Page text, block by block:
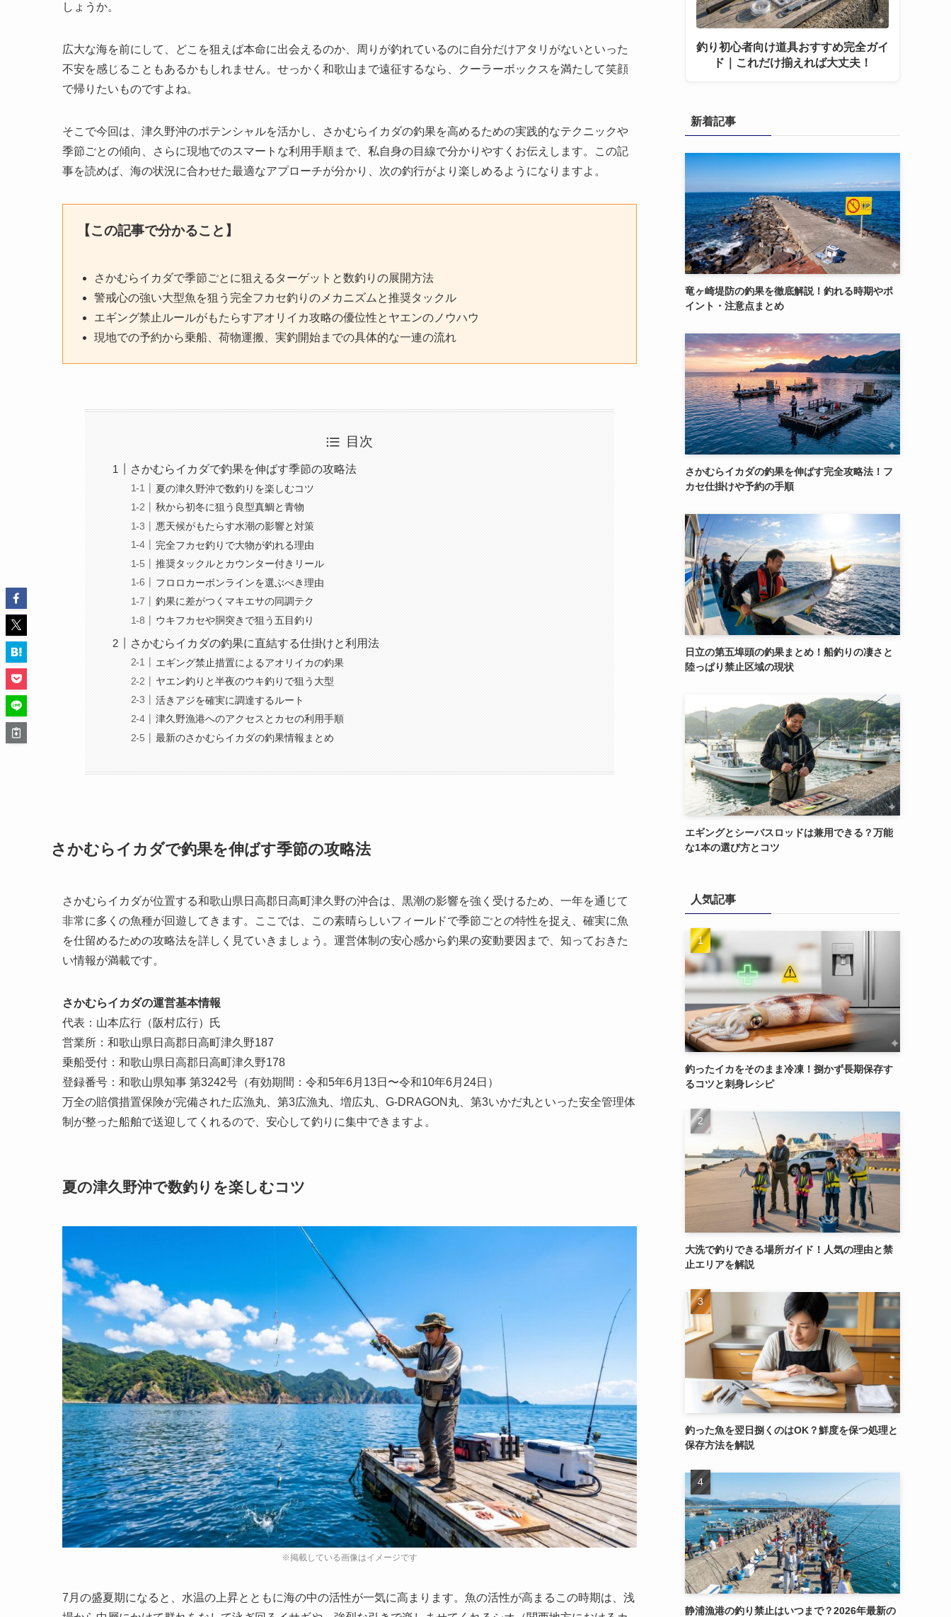
しょうか。
広大な海を前にして、どこを狙えば本命に出会えるのか、周りが釣れているのに自分だけアタリがないといった
不安を感じることもあるかもしれません。せっかく和歌山まで遠征するなら、クーラーボックスを満たして笑顔
で帰りたいものですよね。
そこで今回は、津久野沖のポテンシャルを活かし、さかむらイカダの釣果を高めるための実践的なテクニックや
季節ごとの傾向、さらに現地でのスマートな利用手順まで、私自身の目線で分かりやすくお伝えします。この記
事を読めば、海の状況に合わせた最適なアプローチが分かり、次の釣行がより楽しめるようになりますよ。
【この記事で分かること】
さかむらイカダで季節ごとに狙えるターゲットと数釣りの展開方法
警戒心の強い大型魚を狙う完全フカセ釣りのメカニズムと推奨タックル
エギング禁止ルールがもたらすアオリイカ攻略の優位性とヤエンのノウハウ
現地での予約から乗船、荷物運搬、実釣開始までの具体的な一連の流れ
目次
さかむらイカダで釣果を伸ばす季節の攻略法
夏の津久野沖で数釣りを楽しむコツ
秋から初冬に狙う良型真鯛と青物
悪天候がもたらす水潮の影響と対策
完全フカセ釣りで大物が釣れる理由
推奨タックルとカウンター付きリール
フロロカーボンラインを選ぶべき理由
釣果に差がつくマキエサの同調テク
ウキフカセや胴突きで狙う五目釣り
さかむらイカダの釣果に直結する仕掛けと利用法
エギング禁止措置によるアオリイカの釣果
ヤエン釣りと半夜のウキ釣りで狙う大型
活きアジを確実に調達するルート
津久野漁港へのアクセスとカセの利用手順
最新のさかむらイカダの釣果情報まとめ
さかむらイカダで釣果を伸ばす季節の攻略法
さかむらイカダが位置する和歌山県日高郡日高町津久野の沖合は、黒潮の影響を強く受けるため、一年を通じて
非常に多くの魚種が回遊してきます。ここでは、この素晴らしいフィールドで季節ごとの特性を捉え、確実に魚
を仕留めるための攻略法を詳しく見ていきましょう。運営体制の安心感から釣果の変動要因まで、知っておきた
い情報が満載です。
さかむらイカダの運営基本情報
代表：山本広行（阪村広行）氏
営業所：和歌山県日高郡日高町津久野187
乗船受付：和歌山県日高郡日高町津久野178
登録番号：和歌山県知事 第3242号（有効期間：令和5年6月13日〜令和10年6月24日）
万全の賠償措置保険が完備された広漁丸、第3広漁丸、増広丸、G-DRAGON丸、第3いかだ丸といった安全管理体
制が整った船舶で送迎してくれるので、安心して釣りに集中できますよ。
夏の津久野沖で数釣りを楽しむコツ
7月の盛夏期になると、水温の上昇とともに海の中の活性が一気に高まります。魚の活性が高まるこの時期は、浅
釣り初心者向け道具おすすめ完全ガイ
ド｜これだけ揃えれば大丈夫！
新着記事
竜ヶ崎堤防の釣果を徹底解説！釣れる時期やポ
イント・注意点まとめ
さかむらイカダの釣果を伸ばす完全攻略法！フ
カセ仕掛けや予約の手順
日立の第五埠頭の釣果まとめ！船釣りの凄さと
陸っぱり禁止区域の現状
エギングとシーバスロッドは兼用できる？万能
な1本の選び方とコツ
人気記事
釣ったイカをそのまま冷凍！捌かず長期保存す
るコツと刺身レシピ
大洗で釣りできる場所ガイド！人気の理由と禁
止エリアを解説
釣った魚を翌日捌くのはOK？鮮度を保つ処理と
保存方法を解説
静浦漁港の釣り禁止はいつまで？2026年最新の